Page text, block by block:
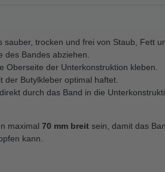
sauber, trocken und frei von Staub, Fett
des Bandes abziehen.
Oberseite der Unterkonstruktion kleben.
der Butylkleber optimal haftet.
durch das Band in die
maximal 70 mm breit sein, damit das
kann.